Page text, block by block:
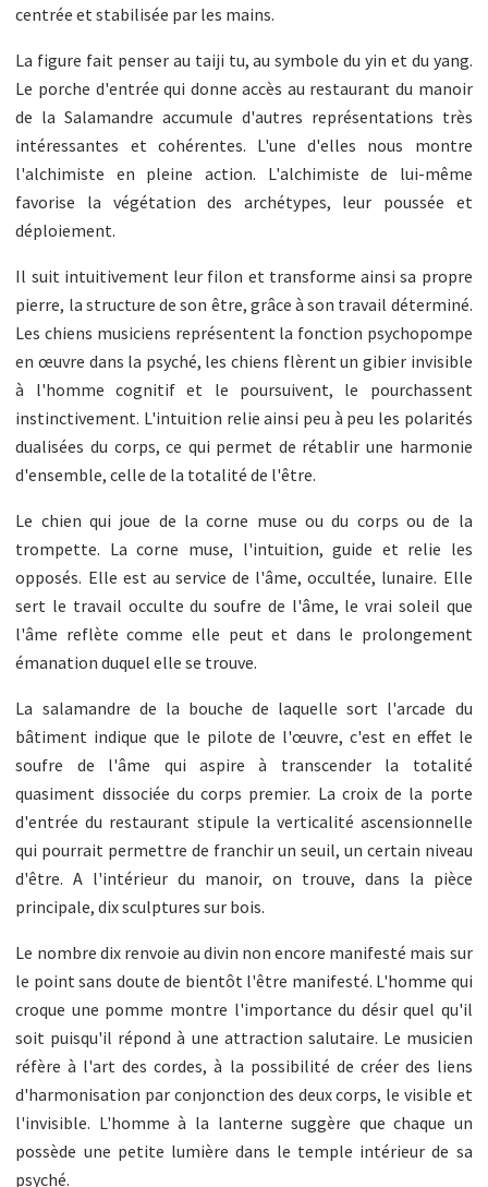
centrée et stabilisée par les mains.
La figure fait penser au taiji tu, au symbole du yin et du yang.
Le porche d'entrée qui donne accès au restaurant du manoir
de la Salamandre accumule d'autres représentations très
intéressantes et cohérentes. L'une d'elles nous montre
l'alchimiste en pleine action. L'alchimiste de lui-même
favorise la végétation des archétypes, leur poussée et
déploiement.
Il suit intuitivement leur filon et transforme ainsi sa propre
pierre, la structure de son être, grâce à son travail déterminé.
Les chiens musiciens représentent la fonction psychopompe
en œuvre dans la psyché, les chiens flèrent un gibier invisible
à l'homme cognitif et le poursuivent, le pourchassent
instinctivement. L'intuition relie ainsi peu à peu les polarités
dualisées du corps, ce qui permet de rétablir une harmonie
d'ensemble, celle de la totalité de l'être.
Le chien qui joue de la corne muse ou du corps ou de la
trompette. La corne muse, l'intuition, guide et relie les
opposés. Elle est au service de l'âme, occultée, lunaire. Elle
sert le travail occulte du soufre de l'âme, le vrai soleil que
l'âme reflète comme elle peut et dans le prolongement
émanation duquel elle se trouve.
La salamandre de la bouche de laquelle sort l'arcade du
bâtiment indique que le pilote de l'œuvre, c'est en effet le
soufre de l'âme qui aspire à transcender la totalité
quasiment dissociée du corps premier. La croix de la porte
d'entrée du restaurant stipule la verticalité ascensionnelle
qui pourrait permettre de franchir un seuil, un certain niveau
d'être. A l'intérieur du manoir, on trouve, dans la pièce
principale, dix sculptures sur bois.
Le nombre dix renvoie au divin non encore manifesté mais sur
le point sans doute de bientôt l'être manifesté. L'homme qui
croque une pomme montre l'importance du désir quel qu'il
soit puisqu'il répond à une attraction salutaire. Le musicien
réfère à l'art des cordes, à la possibilité de créer des liens
d'harmonisation par conjonction des deux corps, le visible et
l'invisible. L'homme à la lanterne suggère que chaque un
possède une petite lumière dans le temple intérieur de sa
psyché.